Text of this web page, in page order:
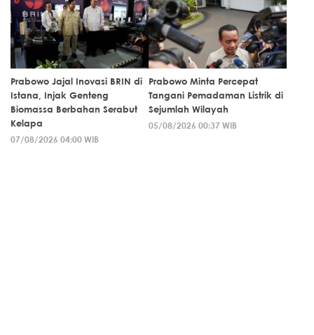
Prabowo Jajal Inovasi BRIN di
Istana, Injak Genteng
Biomassa Berbahan Serabut
Kelapa
07/08/2026 04:00 WIB
Prabowo Minta Percepat
Tangani Pemadaman Listrik di
Sejumlah Wilayah
05/08/2026 00:37 WIB